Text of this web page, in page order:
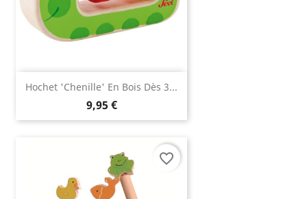
Hochet 'chenille' En Bois Dès 3...
9,95 €
favorite_border